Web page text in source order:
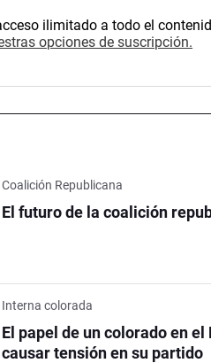
ilimitado a todo el
opciones de suscripción.
Coalición Republicana
El futuro de la coalición
Interna colorada
El papel de un colorado en
causar tensión en su partido